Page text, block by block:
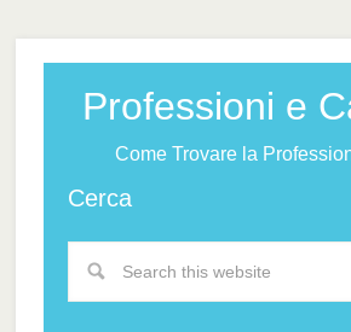
Professioni e
Come Trovare la
Cerca